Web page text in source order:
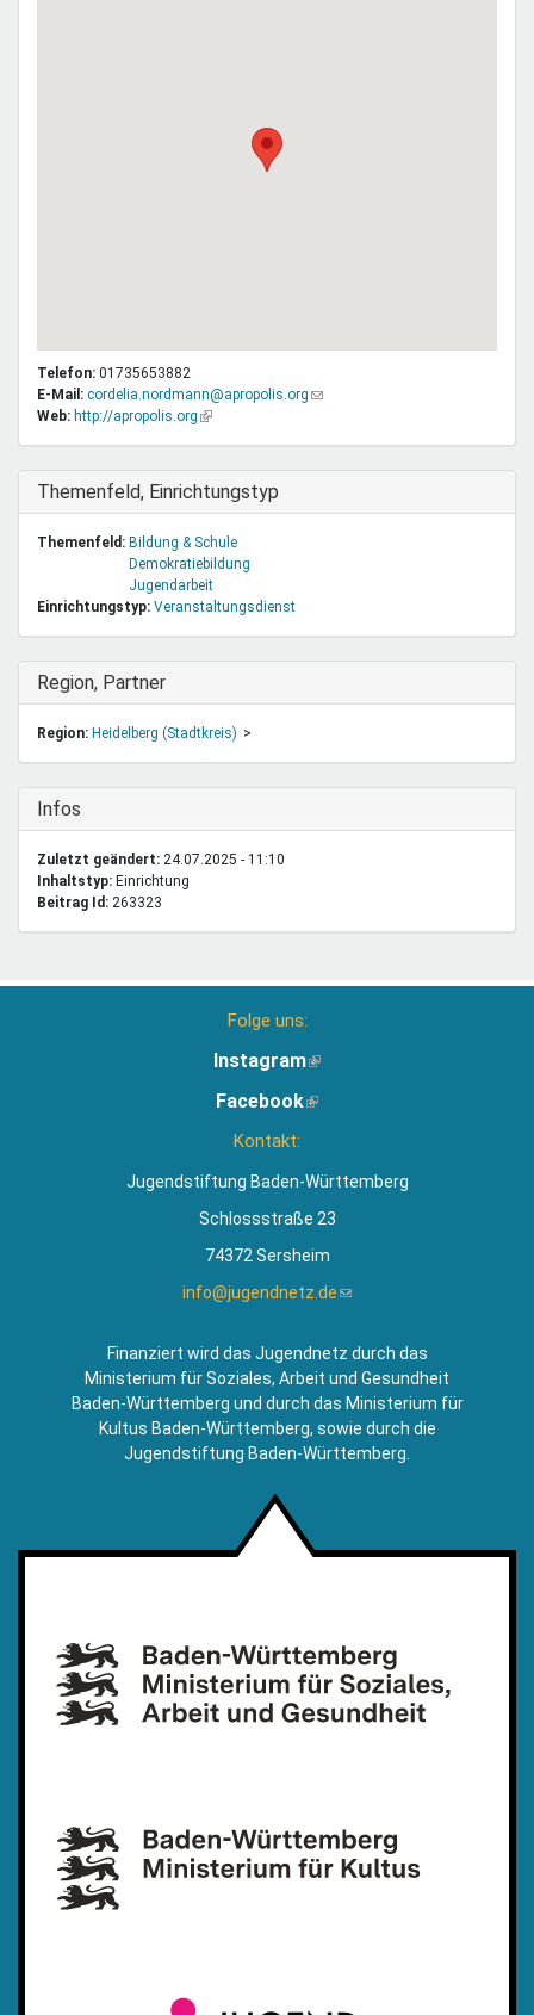
Telefon: 01735653882
E-Mail: cordelia.nordmann@apropolis.org (Link
Web: http://apropolis.org (Link
Ausblenden
Themenfeld, Einrichtungstyp
Themenfeld: Bildung & Schule
Demokratiebildung
Jugendarbeit
Einrichtungstyp: Veranstaltungsdienst
Ausblenden
Region, Partner
Region: Heidelberg (Stadtkreis)
Ausblenden
Infos
Zuletzt geändert: 24.07.2025 - 11:10
Inhaltstyp:
einrichtung
Beitrag Id: 263323
Folge uns:
Instagram(Link
extern)
Facebook(Link
Kontakt:
Jugendstiftung Baden-Württemberg
Schlossstraße 23
74372 Sersheim
info@jugendnetz.de(Link
Mail)
Finanziert wird das Jugendnetz durch das
Ministerium für Soziales, Arbeit und Gesundheit
Baden-Württemberg und durch das Ministerium für
Kultus Baden-Württemberg, sowie durch die
Jugendstiftung Baden-Württemberg.